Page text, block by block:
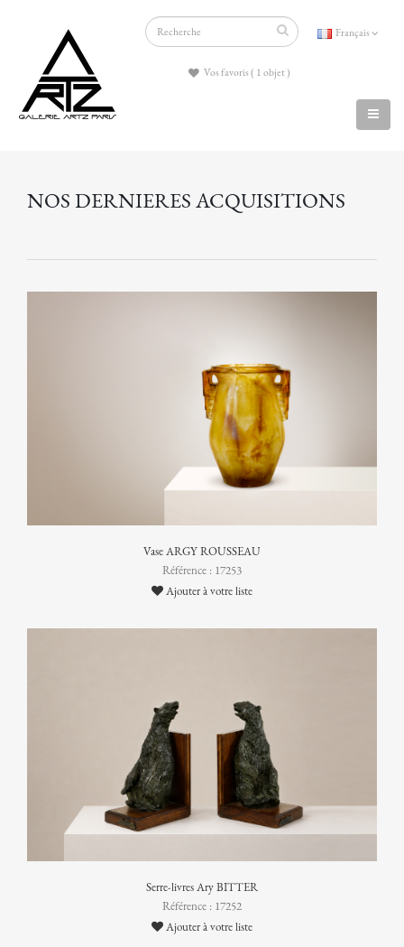
Français
Vos favoris ( 1 objet )
NOS DERNIERES ACQUISITIONS
Vase ARGY ROUSSEAU
Référence : 17253
Ajouter à votre liste
Serre-livres Ary BITTER
Référence : 17252
Ajouter à votre liste